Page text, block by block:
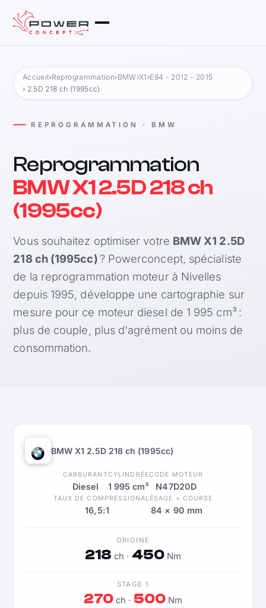
Accueil›Reprogrammation›BMW›X1 ›E84 - 2012 - 2015
› 2.5D 218 ch (1995cc)
REPROGRAMMATION · BMW
Reprogrammation
BMW X1 2.5D 218 ch
(1995cc)
Vous souhaitez optimiser votre BMW X1 2.5D
218 ch (1995cc)? Powerconcept, spécialiste
de la reprogrammation moteur à Nivelles
depuis 1995, développe une cartographie sur
mesure pour ce moteur diesel de 1 995 cm³ :
plus de couple, plus d'agrément ou moins de
consommation.
BMW X1 2.5D 218 ch (1995cc)
CARBURANT
Diesel
CYLINDRÉE
1 995 cm³
CODE MOTEUR
N47D20D
TAUX DE COMPRESSION
16,5:1
ALÉSAGE × COURSE
84 × 90 mm
ORIGINE
218 ch · 450Nm
STAGE 1
270 ch · 500Nm